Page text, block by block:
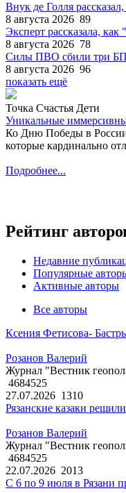
Внук де Голля
8 августа 2026 89
Эксперт рассказала,
8 августа 2026 78
Силы ПВО сбили три
8 августа 2026 96
показать ещё
Точка Счастья Дети
Уникальные
Ко Дню Победы в
которые кардинально
Подробнее...
Рейтинг
Недавние
Популярные
Активные авторы
Все авторы
Ксения Фетисова-
Розанов Валерий
Журнал "Вестник
4684525
27.07.2026 1310
Рязанские казаки
Розанов Валерий
Журнал "Вестник
4684525
22.07.2026 2013
С 6 по 9 июля в Рязани